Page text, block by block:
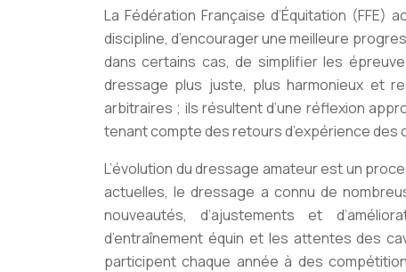
La Fédération Française d’Équitation
discipline, d’encourager une meilleure
dans certains cas, de simplifier les
dressage plus juste, plus harmonieux et
arbitraires ; ils résultent d’une réflexion
tenant compte des retours d’expérience des
L’évolution du dressage amateur est un
actuelles, le dressage a connu de
nouveautés, d’ajustements et
d’entraînement équin et les attentes des
participent chaque année à des